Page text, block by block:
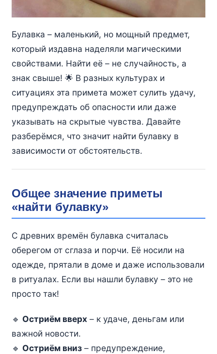
Булавка – маленький, но мощный предмет,
который издавна наделяли магическими
свойствами. Найти её – не случайность, а
знак свыше! 🌟 В разных культурах и
ситуациях эта примета может сулить удачу,
предупреждать об опасности или даже
указывать на скрытые чувства. Давайте
разберёмся, что значит найти булавку в
зависимости от обстоятельств.
Общее значение приметы
«найти булавку»
С древних времён булавка считалась
оберегом от сглаза и порчи. Её носили на
одежде, прятали в доме и даже использовали
в ритуалах. Если вы нашли булавку – это не
просто так!
🔹 Остриём вверх– к удаче, деньгам или
важной новости.
🔹 Остриём вниз– предупреждение,